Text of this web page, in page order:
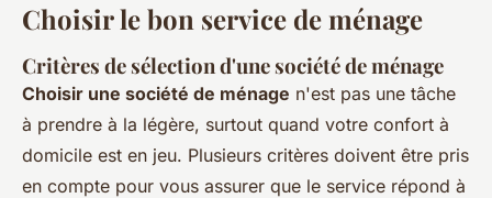
Choisir le bon service de ménage
Critères de sélection d'une société de ménage
Choisir une société de ménage n'est pas une tâche
à prendre à la légère, surtout quand votre confort à
domicile est en jeu. Plusieurs critères doivent être pris
en compte pour vous assurer que le service répond à